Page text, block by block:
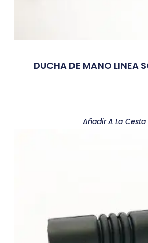
DUCHA DE MANO LINEA
Añadir A La Cesta